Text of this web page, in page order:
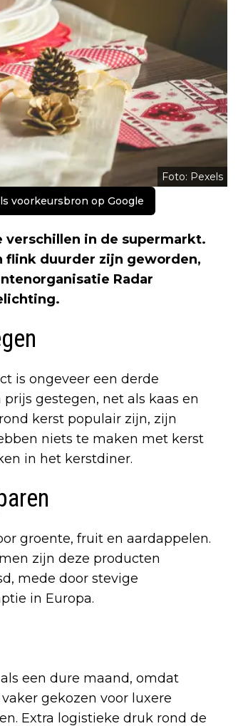
Foto: Pexels
voorkeursbron op Google
in de supermarkt.
flink duurder zijn geworden,
Radar
is ongeveer een derde
gestegen, net als kaas en
kerst populair zijn, zijn
niets te maken met kerst
in het kerstdiner.
groente, fruit en aardappelen.
zijn deze producten
mede door stevige
in Europa.
een dure maand, omdat
gekozen voor luxere
Extra logistieke druk rond de